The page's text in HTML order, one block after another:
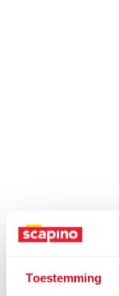
Toestemming